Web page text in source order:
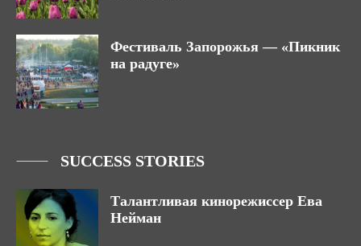
Фестиваль Запорожья — «Пикник
на радуге»
SUCCESS STORIES
Талантливая кинорежиссер Ева
Нейман